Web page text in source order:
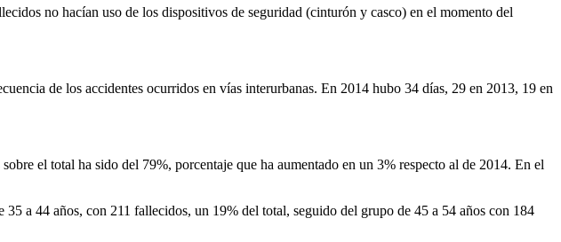
no hacían uso de los dispositivos de seguridad (cinturón y casco) en el momento del
de los accidentes ocurridos en vías interurbanas. En 2014 hubo 34 días, 29 en 2013, 19 en
el total ha sido del 79%, porcentaje que ha aumentado en un 3% respecto al de 2014. En el
a 44 años, con 211 fallecidos, un 19% del total, seguido del grupo de 45 a 54 años con 184